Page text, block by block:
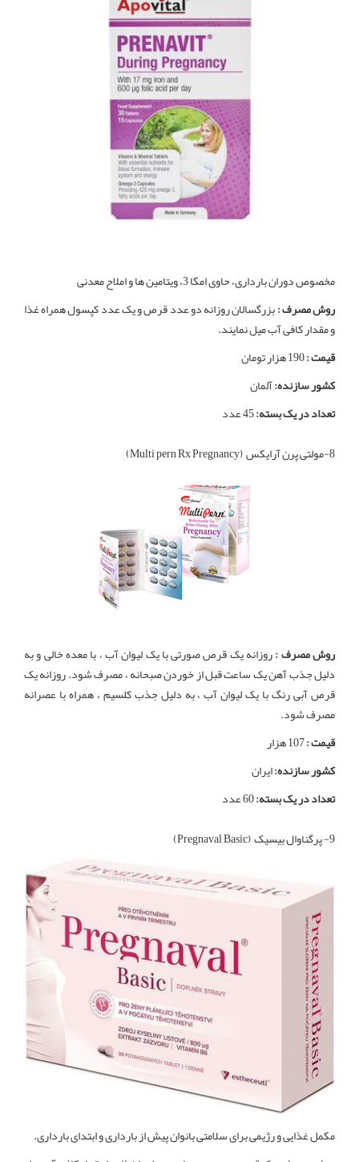
مخصوص دوران بارداری، حاوی امگا 3، ویتامین ها و املاح معدنی
روش مصرف :بزرگسالان روزانه دو عدد قرص و یک عدد کپسول همراه غذا
و مقدار کافی آب میل نمایند.
قیمت :190 هزار تومان
کشور سازنده:آلمان
تعداد در یک بسته:45 عدد
8-مولتی پرن آرایکس (Multi pern Rx Pregnancy)
روش مصرف :روزانه یک قرص صورتی با یک لیوان آب ، با معده خالی و به
دلیل جذب آهن یک ساعت قبل از خوردن صبحانه ، مصرف شود. روزانه یک
قرص آبی رنگ با یک لیوان آب ، به دلیل جذب کلسیم ، همراه با عصرانه
مصرف شود.
قیمت :107 هزار
کشور سازنده:ایران
تعداد در یک بسته:60 عدد
9- پرگناوال بیسیک (Pregnaval Basic)
مکمل غذایی و رژیمی برای سلامتی بانوان پیش از بارداری و ابتدای بارداری.